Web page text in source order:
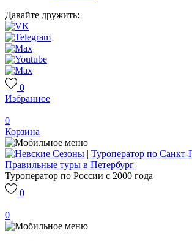
Давайте дружить:
0
Избранное
0
Корзина
Туроператор по России с 2000 года
0
0